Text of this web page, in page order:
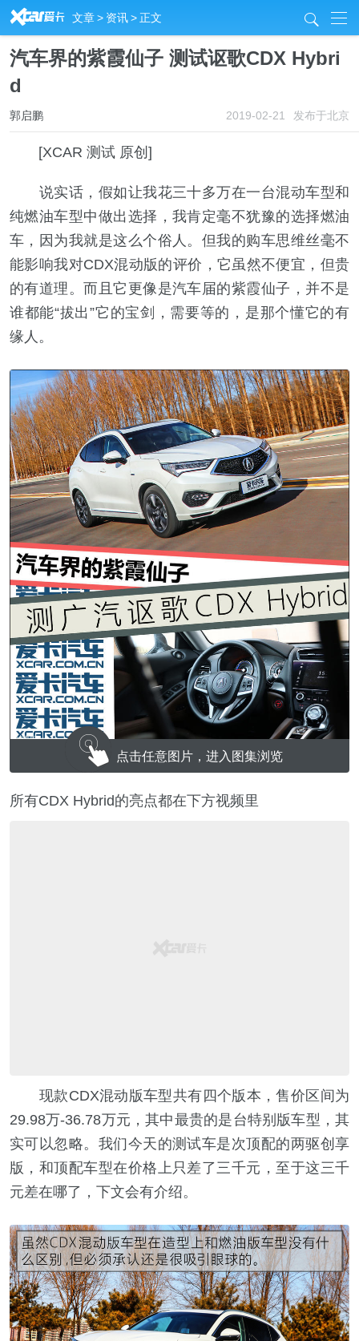
R 文章> 资讯>正文 j
汽车界的紫霞仙子 测试讴歌CDX Hybri
d
2019-02-21 发布于北京
郭启鹏
[XCAR 测试 原创]
说实话，假如让我花三十多万在一台混动车型和
纯燃油车型中做出选择，我肯定毫不犹豫的选择燃油
车，因为我就是这么个俗人。但我的购车思维丝毫不
能影响我对CDX混动版的评价，它虽然不便宜，但贵
的有道理。而且它更像是汽车届的紫霞仙子，并不是
谁都能“拔出”它的宝剑，需要等的，是那个懂它的有
缘人。
点击任意图片，进入图集浏览
所有CDX Hybrid的亮点都在下方视频里
现款CDX混动版车型共有四个版本，售价区间为
29.98万-36.78万元，其中最贵的是台特别版车型，其
实可以忽略。我们今天的测试车是次顶配的两驱创享
版，和顶配车型在价格上只差了三千元，至于这三千
元差在哪了，下文会有介绍。